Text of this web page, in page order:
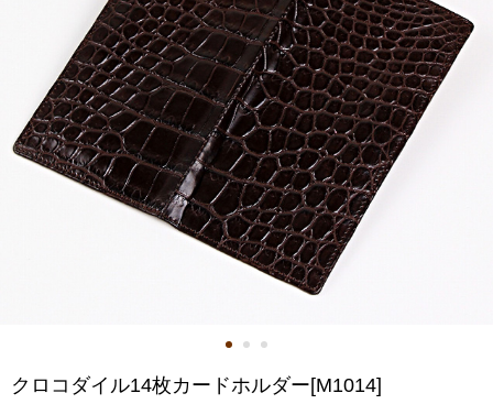
クロコダイル14枚カードホルダー[M1014]